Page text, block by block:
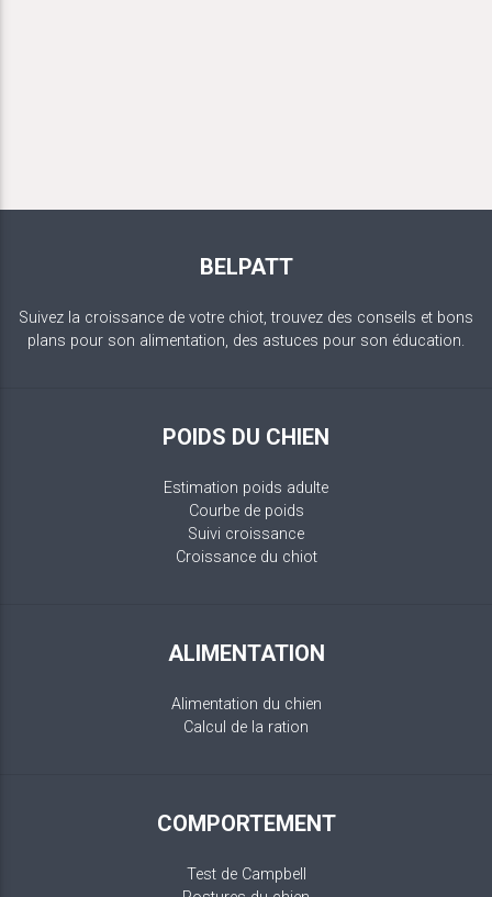
BELPATT
Suivez la croissance de votre chiot, trouvez des conseils et bons
plans pour son alimentation, des astuces pour son éducation.
POIDS DU CHIEN
Estimation poids adulte
Courbe de poids
Suivi croissance
Croissance du chiot
ALIMENTATION
Alimentation du chien
Calcul de la ration
COMPORTEMENT
Test de Campbell